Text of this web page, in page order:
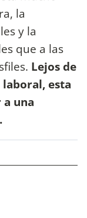
la
y la
que a las
Lejos de
esta
una